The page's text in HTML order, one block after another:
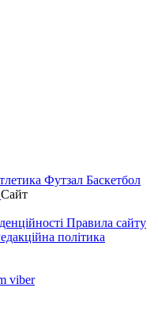
Футзал Баскетбол
Сайт
Правила сайту
політика
viber